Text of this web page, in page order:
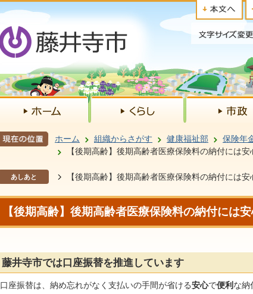
ホーム 組織からさがす 健康福祉部 保険年
【後期高齢】後期高齢者医療保険料の納付には
あしあと 【後期高齢】後期高齢者医療保険料の納付には
【後期高齢】後期高齢者医療保険料の納付には
藤井寺市では口座振替を推進しています
口座振替は、納め忘れがなく支払いの手間が省ける安心で便利 な納